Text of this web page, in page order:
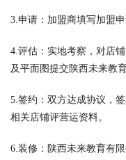
3.申请：加盟商填写加盟申
4.评估：实地考察，对店
及平面图提交陕西未来教
5.签约：双方达成协议，
相关店铺评营运资料。
6.装修：陕西未来教育有